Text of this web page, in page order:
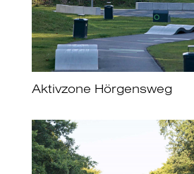
Aktivzone Hörgensweg